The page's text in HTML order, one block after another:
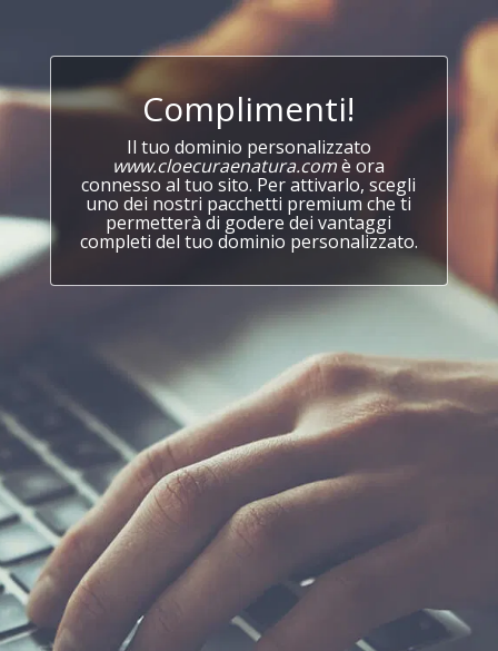
Complimenti!
Il tuo dominio personalizzato
www.cloecuraenatura.comè ora
connesso al tuo sito. Per attivarlo, scegli
uno dei nostri pacchetti premium che ti
permetterà di godere dei vantaggi
completi del tuo dominio personalizzato.